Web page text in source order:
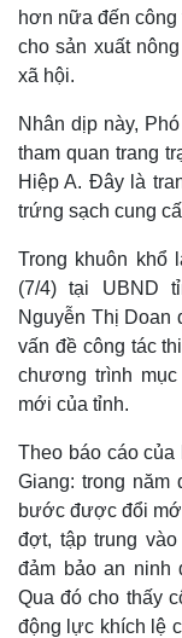
Thế giới
Quan sát
Cuộc sống đó đây
hơn nữa đến
cho sản xuất
xã hội.
Nhân dịp này,
tham quan trang
Hiệp A. Đây là
trứng sạch cung
Trong khuôn khổ
(7/4) tại UBND
Nguyễn Thị Doan
vấn đề công tác
chương trình
mới của tỉnh.
Theo báo cáo
Giang: trong năm
bước được đổi
đợt, tập trung
đảm bảo an ninh
Qua đó cho thấy
động lực khích lệ